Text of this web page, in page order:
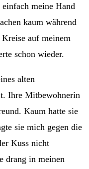
meine Hand
kaum während
auf meinem
schon wieder.
alten
Ihre Mitbewohnerin
Kaum hatte sie
sie mich gegen die
Kuss nicht
drang in meinen